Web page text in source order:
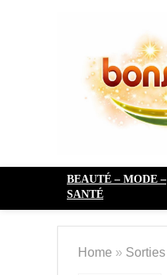
BEAUTÉ – MODE –
SANTÉ
Home » Sorties